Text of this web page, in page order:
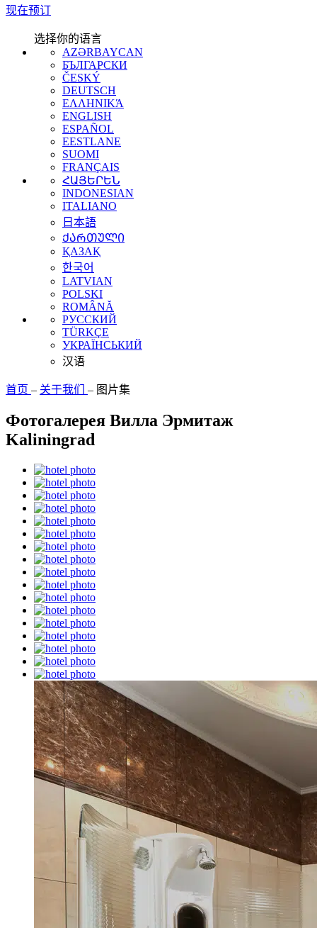
现在预订
选择你的语言
AZƏRBAYCAN
БЪЛГАРСКИ
ČESKÝ
DEUTSCH
ΕΛΛΗΝΙΚΆ
ENGLISH
ESPAÑOL
EESTLANE
SUOMI
FRANÇAIS
ՀԱՅԵՐԵՆ
INDONESIAN
ITALIANO
日本語
ᲥᲐᲠᲗᲣᲚᲘ
ҚАЗАҚ
한국어
LATVIAN
POLSKI
ROMÂNĂ
РУССКИЙ
TÜRKÇE
УКРАЇНСЬКИЙ
汉语
首页 – 关于我们 – 图片集
Фотогалерея Вилла Эрмитаж
Kaliningrad